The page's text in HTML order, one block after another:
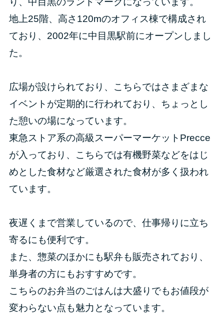
地上25階、高さ120mのオフィス棟で構成され
ており、2002年に中目黒駅前にオープンしまし
た。
広場が設けられており、こちらではさまざまな
イベントが定期的に行われており、ちょっとし
た憩いの場になっています。
東急ストア系の高級スーパーマーケットPrecce
が入っており、こちらでは有機野菜などをはじ
めとした食材など厳選された食材が多く扱われ
ています。
夜遅くまで営業しているので、仕事帰りに立ち
寄るにも便利です。
また、惣菜のほかにも駅弁も販売されており、
単身者の方にもおすすめです。
こちらのお弁当のごはんは大盛りでもお値段が
変わらない点も魅力となっています。